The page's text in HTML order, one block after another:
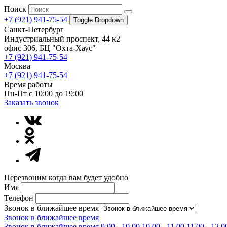
Поиск
+7 (921) 941-75-54
Toggle Dropdown
Санкт-Петербург
Индустриальный проспект, 44 к2
офис 306, БЦ "Охта-Хаус"
+7 (921) 941-75-54
Москва
+7 (921) 941-75-54
Время работы
Пн-Пт с 10:00 до 19:00
Заказать звонок
Перезвоним когда вам будет удобно
Имя
Телефон
Звонок в ближайшее время
Звонок в ближайшее время